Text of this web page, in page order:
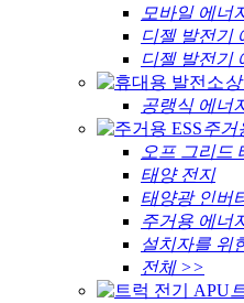
모바일 에너
디젤 발전기
디젤 발전기
공랭식 에너
주거
오프 그리드
태양 전지
태양광 인버
주거용 에너
설치자를 위
전체 >>